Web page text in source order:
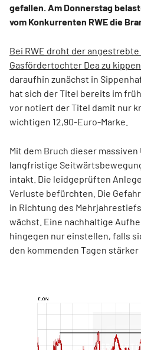
gefallen. Am Donnerstag
vom Konkurrenten RWE die
Bei RWE droht der angestrebte
Gasfördertochter Dea zu kippen.
daraufhin zunächst in
hat sich der Titel bereits im
vor notiert der Titel damit nur
wichtigen 12,90-Euro-Marke.
Mit dem Bruch dieser
langfristige
intakt. Die leidgeprüften
Verluste befürchten. Die
in Richtung des
wächst. Eine nachhaltige
hingegen nur einstellen, falls
den kommenden Tagen